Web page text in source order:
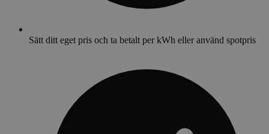
Sätt ditt eget pris och ta betalt per kWh eller använd spotpris